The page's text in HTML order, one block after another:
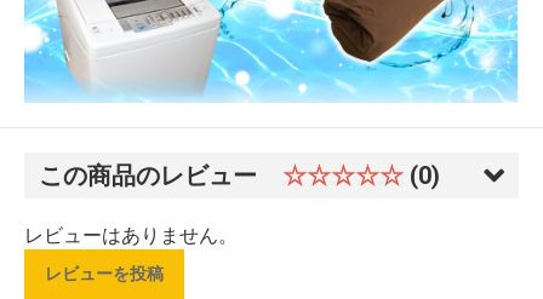
この商品のレビュー ☆☆☆☆☆ (0)
レビューはありません。
レビューを投稿